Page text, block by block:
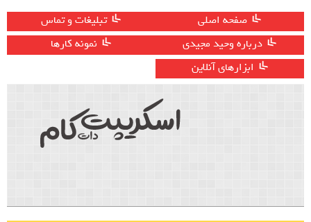
صفحه اصلی
تبلیغات و تماس
درباره وحید مجیدی
نمونه کارها
ابزارهای آنلاین